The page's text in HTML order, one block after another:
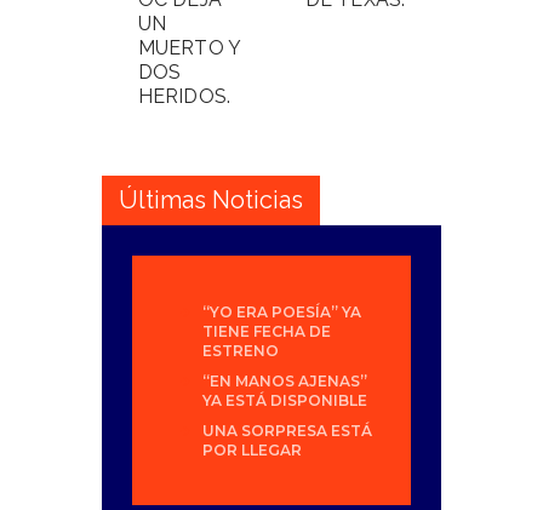
UN
MUERTO Y
DOS
HERIDOS.
Últimas Noticias
“YO ERA POESÍA” YA
TIENE FECHA DE
ESTRENO
“EN MANOS AJENAS”
YA ESTÁ DISPONIBLE
UNA SORPRESA ESTÁ
POR LLEGAR